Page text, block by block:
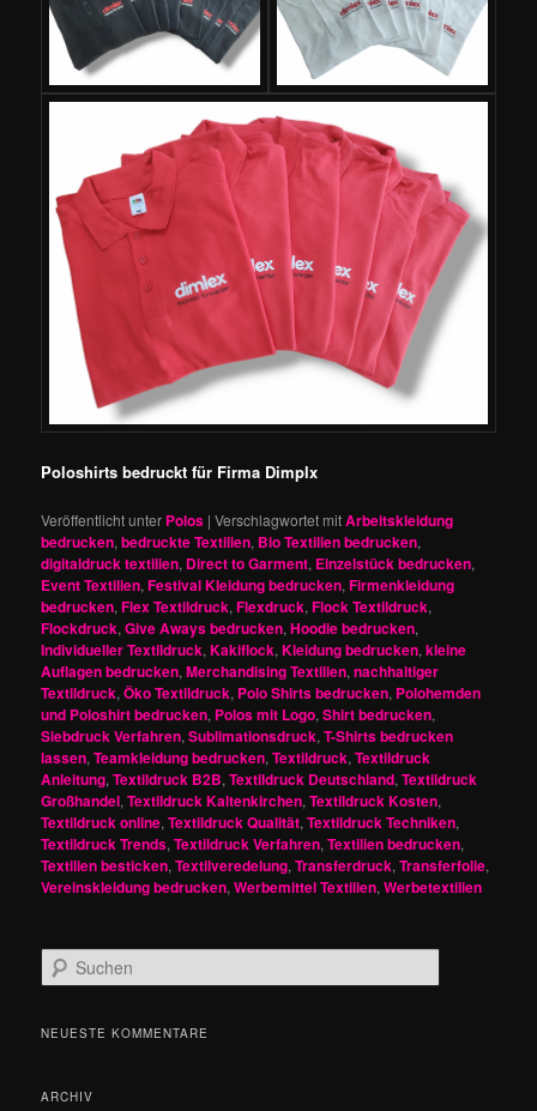
Poloshirts bedruckt für Firma Dimplx
Veröffentlicht unter Polos |Verschlagwortet mitArbeitskleidung
bedrucken,bedruckte Textilien, Bio Textilien bedrucken,
digitaldruck textilien, Direct to Garment, Einzelstück bedrucken,
Event Textilien,Festival Kleidung bedrucken,Firmenkleidung
bedrucken,Flex Textildruck,Flexdruck,Flock Textildruck,
Flockdruck,Give Aways bedrucken,Hoodie bedrucken,
Individueller Textildruck,Kakiflock,Kleidung bedrucken,kleine
Auflagen bedrucken,Merchandising Textilien,nachhaltiger
Textildruck,Öko Textildruck, Polo Shirts bedrucken, Polohemden
und Poloshirt bedrucken, Polos mit Logo,Shirt bedrucken,
Siebdruck Verfahren,Sublimationsdruck,T-Shirts bedrucken
lassen,Teamkleidung bedrucken,Textildruck,Textildruck
Anleitung,Textildruck B2B,Textildruck Deutschland,Textildruck
Großhandel,Textildruck Kaltenkirchen,Textildruck Kosten,
Textildruck online,Textildruck Qualität,Textildruck Techniken,
Textildruck Trends,Textildruck Verfahren,Textilien bedrucken,
Textilien besticken,Textilveredelung,Transferdruck,Transferfolie,
Vereinskleidung bedrucken,Werbemittel Textilien,Werbetextilien
u
h
NEUESTE KOMMENTARE
ARCHIV